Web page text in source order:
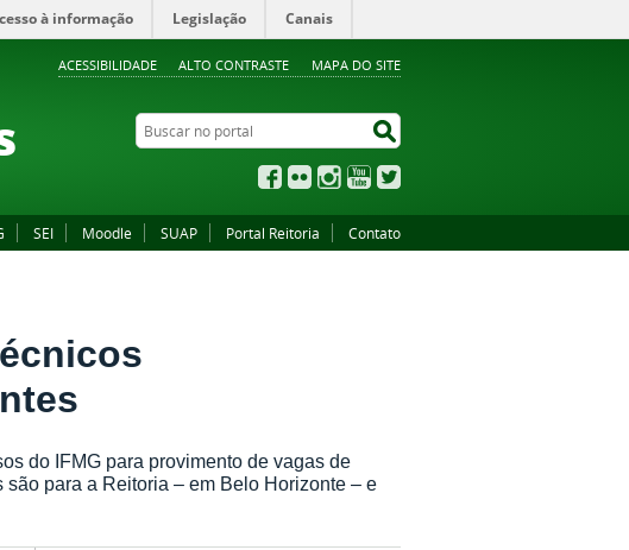
ACESSIBILIDADE ALTO CONTRASTE MAPA DO SITE
à informação Legislação Canais
Buscar no portal
Facebook
Flickr InstagramYouTube
SEI Moodle SUAP Portal Reitoria Contato
do IFMG para provimento de vagas de
para a Reitoria – em Belo Horizonte – e